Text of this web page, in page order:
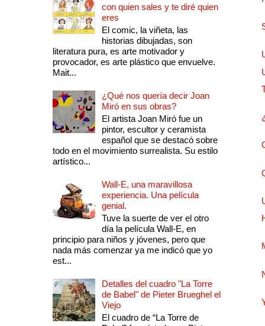
con quien sales y te diré quien
eres
El comic, la viñeta, las
historias dibujadas, son
literatura pura, es arte motivador y
provocador, es arte plástico que envuelve.
Mait...
¿Qué nos quería decir Joan
Miró en sus obras?
El artista Joan Miró fue un
pintor, escultor y ceramista
español que se destacó sobre
todo en el movimiento surrealista. Su estilo
artístico...
Wall-E, una maravillosa
experiencia. Una película
genial.
Tuve la suerte de ver el otro
día la película Wall-E, en
principio para niños y jóvenes, pero que
nada más comenzar ya me indicó que yo
est...
Detalles del cuadro "La Torre
de Babel" de Pieter Brueghel el
Viejo
El cuadro de “La Torre de